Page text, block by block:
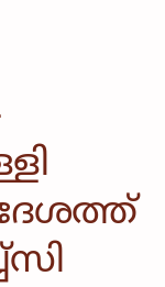
മാനേജ്മെൻ്റും